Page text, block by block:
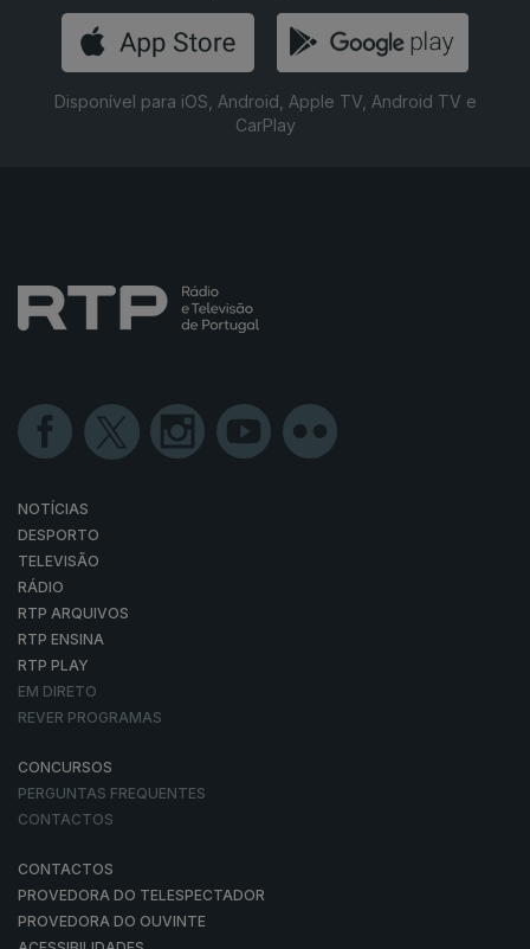
Disponível para iOS, Android, Apple TV, Android TV e
CarPlay
NOTÍCIAS
DESPORTO
TELEVISÃO
RÁDIO
RTP ARQUIVOS
RTP ENSINA
RTP PLAY
EM DIRETO
REVER PROGRAMAS
CONCURSOS
PERGUNTAS FREQUENTES
CONTACTOS
CONTACTOS
PROVEDORA DO TELESPECTADOR
PROVEDORA DO OUVINTE